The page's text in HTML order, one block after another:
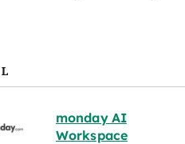
monday AI
Workspace